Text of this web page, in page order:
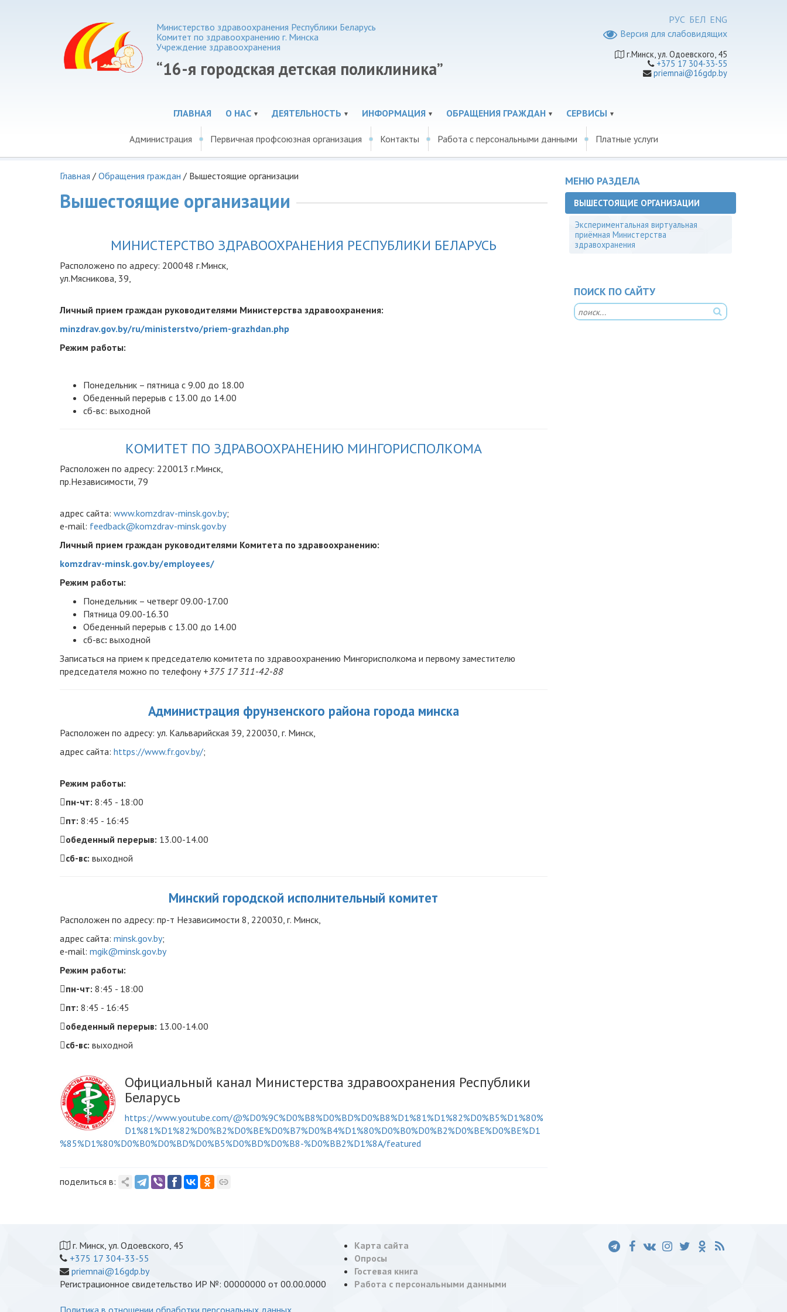
РУС БЕЛ ENG
Версия для слабовидящих
г.Минск, ул. Одоевского, 45
+375 17 304-33-55
priemnai@16gdp.by
Министерство здравоохранения Республики Беларусь
Комитет по здравоохранению г. Минска
Учреждение здравоохранения
“16-я городская детская поликлиника”
ГЛАВНАЯ О НАС ДЕЯТЕЛЬНОСТЬ ИНФОРМАЦИЯ ОБРАЩЕНИЯ ГРАЖДАН СЕРВИСЫ
Администрация Первичная профсоюзная организация Контакты Работа с персональными данными Платные услуги
Главная / Обращения граждан / Вышестоящие организации
Вышестоящие организации
МИНИСТЕРСТВО ЗДРАВООХРАНЕНИЯ РЕСПУБЛИКИ БЕЛАРУСЬ
Расположено по адресу: 200048 г.Минск,
ул.Мясникова, 39,
Личный прием граждан руководителями Министерства здравоохранения:
minzdrav.gov.by/ru/ministerstvo/priem-grazhdan.php
Режим работы:
Понедельник – пятница с 9.00 до 18.00
Обеденный перерыв с 13.00 до 14.00
сб-вс: выходной
КОМИТЕТ ПО ЗДРАВООХРАНЕНИЮ МИНГОРИСПОЛКОМА
Расположен по адресу: 220013 г.Минск,
пр.Независимости, 79
адрес сайта: www.komzdrav-minsk.gov.by;
e-mail: feedback@komzdrav-minsk.gov.by
Личный прием граждан руководителями Комитета по здравоохранению:
komzdrav-minsk.gov.by/employees/
Режим работы:
Понедельник – четверг 09.00-17.00
Пятница 09.00-16.30
Обеденный перерыв с 13.00 до 14.00
сб-вс: выходной
Записаться на прием к председателю комитета по здравоохранению Мингорисполкома и первому заместителю
председателя можно по телефону +375 17 311-42-88
Администрация фрунзенского района города минска
Расположен по адресу: ул. Кальварийская 39, 220030, г. Минск,
адрес сайта: https://www.fr.gov.by/;
Режим работы:
пн-чт: 8:45 - 18:00
пт: 8:45 - 16:45
обеденный перерыв: 13.00-14.00
сб-вс: выходной
Минский городской исполнительный комитет
Расположен по адресу: пр-т Независимости 8, 220030, г. Минск,
адрес сайта: minsk.gov.by;
e-mail: mgik@minsk.gov.by
Режим работы:
пн-чт: 8:45 - 18:00
пт: 8:45 - 16:45
обеденный перерыв: 13.00-14.00
сб-вс: выходной
Официальный канал Министерства здравоохранения Республики
Беларусь
https://www.youtube.com/@%D0%9C%D0%B8%D0%BD%D0%B8%D1%81%D1%82%D0%B5%D1%80%
D1%81%D1%82%D0%B2%D0%BE%D0%B7%D0%B4%D1%80%D0%B0%D0%B2%D0%BE%D0%BE%D1
%85%D1%80%D0%B0%D0%BD%D0%B5%D0%BD%D0%B8-%D0%BB2%D1%8A/featured
поделиться в:
МЕНЮ РАЗДЕЛА
ВЫШЕСТОЯЩИЕ ОРГАНИЗАЦИИ
Экспериментальная виртуальная
приёмная Министерства
здравохранения
ПОИСК ПО САЙТУ
г. Минск, ул. Одоевского, 45
+375 17 304-33-55
priemnai@16gdp.by
Регистрационное свидетельство ИР №: 00000000 от 00.00.0000
Политика в отношении обработки персональных данных
Карта сайта
Опросы
Гостевая книга
Работа с персональными данными